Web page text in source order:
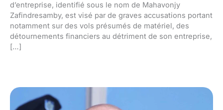
d’entreprise, identifié sous le nom de Mahavonjy
Zafindresamby, est visé par de graves accusations portant
notamment sur des vols présumés de matériel, des
détournements financiers au détriment de son entreprise,
[…]